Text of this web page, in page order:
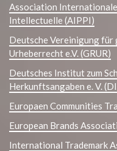
Association
Intellectuelle (AIPPI)
Deutsche Vereinigung für
Urheberrecht e.V. (GRUR)
Deutsches Institut zum
Herkunftsangaben e. V.
Europaen Communities
European Brands
International Trademark